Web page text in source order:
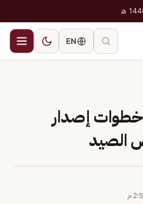
EN
إصدار
الصيد
م